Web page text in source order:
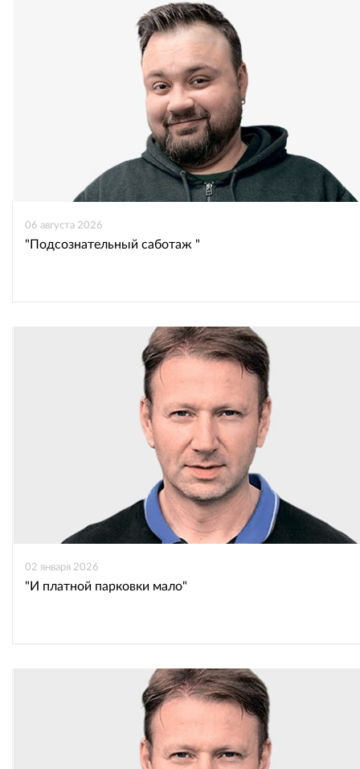
Одноклассниках
06 августа 2026
"Подсознательный саботаж "
02 января 2026
"И платной парковки мало"